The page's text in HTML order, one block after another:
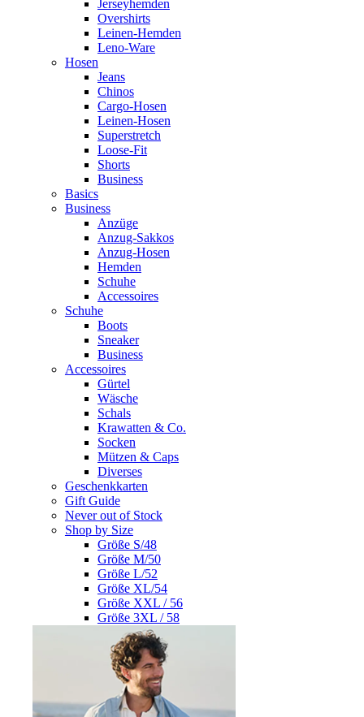
Jerseyhemden
Overshirts
Leinen-Hemden
Leno-Ware
Hosen
Jeans
Chinos
Cargo-Hosen
Leinen-Hosen
Superstretch
Loose-Fit
Shorts
Business
Basics
Business
Anzüge
Anzug-Sakkos
Anzug-Hosen
Hemden
Schuhe
Accessoires
Schuhe
Boots
Sneaker
Business
Accessoires
Gürtel
Wäsche
Schals
Krawatten & Co.
Socken
Mützen & Caps
Diverses
Geschenkkarten
Gift Guide
Never out of Stock
Shop by Size
Größe S/48
Größe M/50
Größe L/52
Größe XL/54
Größe XXL / 56
Größe 3XL / 58